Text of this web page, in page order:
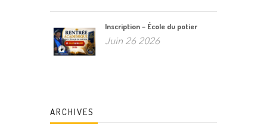
Inscription – École du potier
Juin 26 2026
ARCHIVES